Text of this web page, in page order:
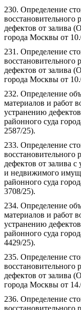
230. Определение
дефектов от залива
города Москвы от
231. Определение
дефектов от залива
города Москвы от
232. Определение
материалов и работ
устранению
районного суда
2587/25).
233. Определение
дефектов от залива
и недвижимого
районного суда
3708/25).
234. Определение
материалов и работ
устранению
районного суда
4429/25).
235. Определение
дефектов от залива
города Москвы от
236. Определение